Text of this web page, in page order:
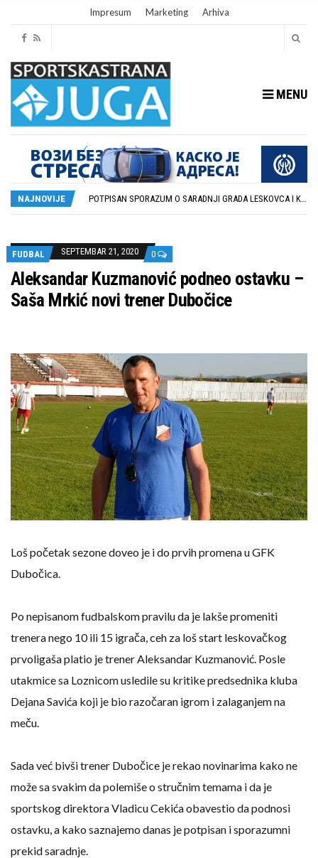
Impresum Marketing Arhiva
MENU
NAJNOVIJE
STOPROCENTNI ODZIV KLUBOVA ZONE JUG I SRPSKE LIGE ISTOK NA REDOVNIM KONFERENCIJAMA PRED NOVU SEZONU
FUDBAL SEPTEMBAR 21, 2020 0
Aleksandar Kuzmanović podneo ostavku –
Saša Mrkić novi trener Dubočice
Loš početak sezone doveo je i do prvih promena u GFK
Dubočica.
Po nepisanom fudbalskom pravilu da je lakše promeniti
trenera nego 10 ili 15 igrača, ceh za loš start leskovačkog
prvoligaša platio je trener Aleksandar Kuzmanović. Posle
utakmice sa Loznicom usledile su kritike predsednika kluba
Dejana Savića koji je bio razočaran igrom i zalaganjem na
meču.
Sada već bivši trener Dubočice je rekao novinarima kako ne
može sa svakim da polemiše o stručnim temama i da je
sportskog direktora Vladicu Cekića obavestio da podnosi
ostavku, a kako saznajemo danas je potpisan i sporazumni
prekid saradnje.